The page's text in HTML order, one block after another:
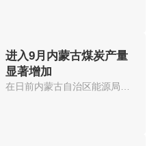
进入9月内蒙古煤炭产量
显著增加